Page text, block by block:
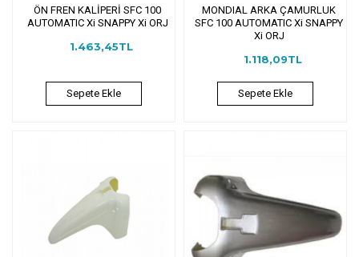
ÖN FREN KALİPERİ SFC 100
AUTOMATIC Xi SNAPPY Xi ORJ
1.463,45TL
Sepete Ekle
MONDIAL ARKA ÇAMURLUK
SFC 100 AUTOMATIC Xi SNAPPY
Xi ORJ
1.118,09TL
Sepete Ekle